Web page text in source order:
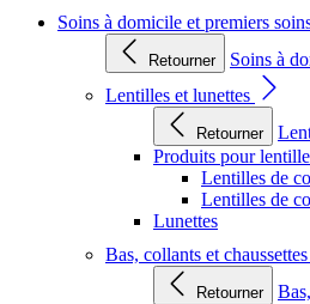
Soins à domicile et premiers
Retourner
Soins à
Lentilles et lunettes
Retourner
Produits pour
Lentilles de
Lentilles de
Lunettes
Bas, collants et chaussettes
Retourner